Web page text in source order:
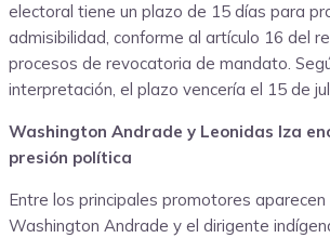
electoral tiene un plazo de 15 días para
admisibilidad, conforme al artículo 16 del
procesos de revocatoria de mandato.
interpretación, el plazo vencería el 15 de
Washington Andrade y Leonidas Iza
presión política
Entre los principales promotores
Washington Andrade y el dirigente